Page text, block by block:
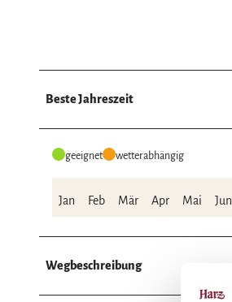
Beste Jahreszeit
geeignet wetterabhängig
Jan Feb Mär Apr Mai Jun
Wegbeschreibung